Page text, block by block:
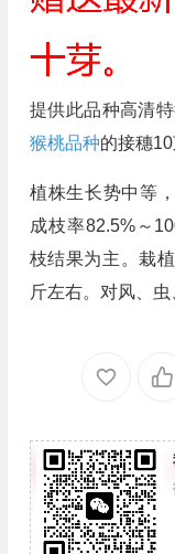
提供此品种高清
猴桃品种的接穗10
植株生长势中等
成枝率82.5%～
枝结果为主。栽
斤左右。对风、虫